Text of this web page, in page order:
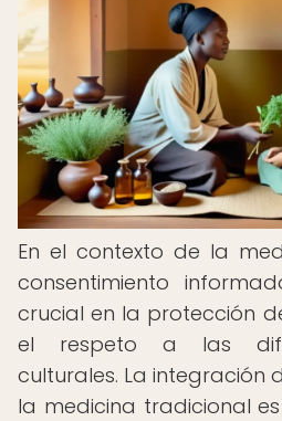
En el contexto de la
consentimiento
crucial en la protección
el respeto a las
culturales. La integración
la medicina tradicional